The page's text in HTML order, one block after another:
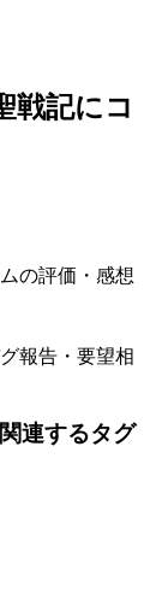
戦記にコ
の評価・感想
報告・要望相
連するタグ